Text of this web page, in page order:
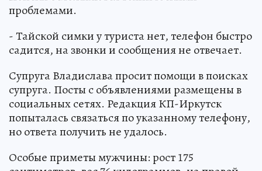
проблемами.
- Тайской симки у туриста нет, телефон быстро
садится, на звонки и сообщения не отвечает.
Супруга Владислава просит помощи в поисках
супруга. Посты с объявлениями размещены в
социальных сетях. Редакция КП-Иркутск
попыталась связаться по указанному телефону,
но ответа получить не удалось.
Особые приметы мужчины: рост 175